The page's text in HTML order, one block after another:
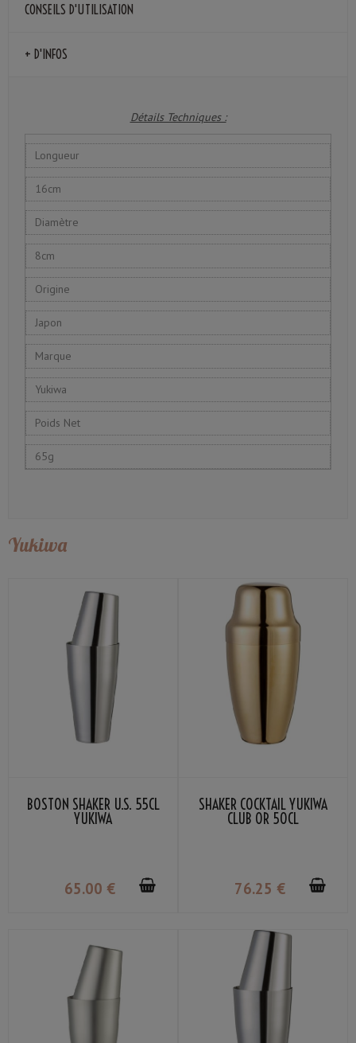
CONSEILS D'UTILISATION
+ D'INFOS
Détails Techniques :
Longueur
16cm
Diamètre
8cm
Origine
Japon
Marque
Yukiwa
Poids Net
65g
Yukiwa
BOSTON SHAKER U.S. 55CL
YUKIWA
65.00 €
SHAKER COCKTAIL YUKIWA
CLUB OR 50CL
76.25 €